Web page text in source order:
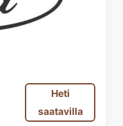
Heti
saatavilla